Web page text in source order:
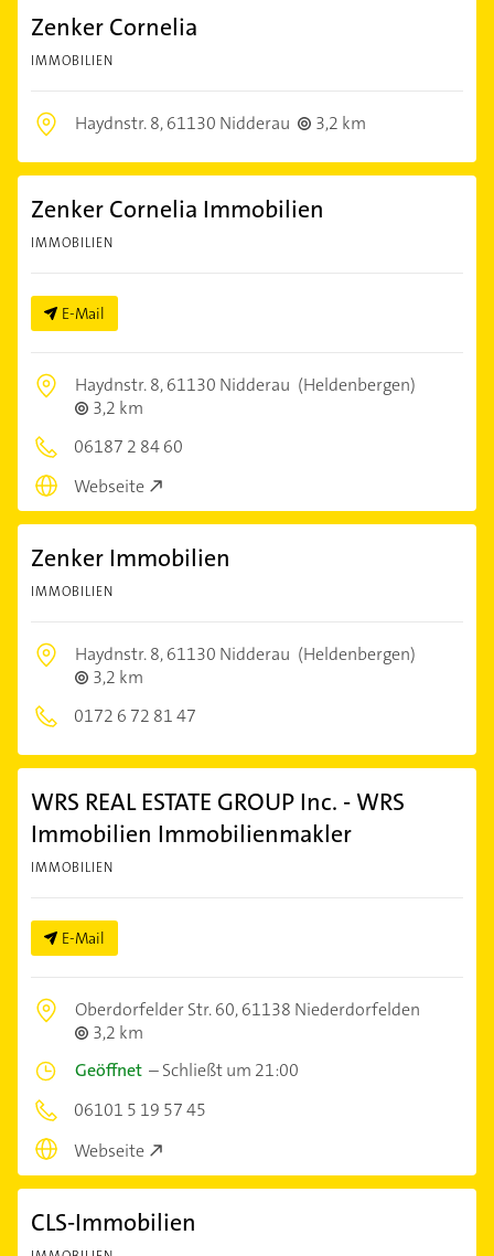
Zenker Cornelia
IMMOBILIEN
Haydnstr. 8,61130 Nidderau 3,2 km
Zenker Cornelia Immobilien
IMMOBILIEN
E-Mail
Haydnstr. 8,61130 Nidderau (Heldenbergen)
3,2 km
06187 2 84 60
Webseite
Zenker Immobilien
IMMOBILIEN
Haydnstr. 8,61130 Nidderau (Heldenbergen)
3,2 km
0172 6 72 81 47
WRS REAL ESTATE GROUP Inc. - WRS
Immobilien Immobilienmakler
IMMOBILIEN
E-Mail
Oberdorfelder Str. 60,61138 Niederdorfelden
3,2 km
Geöffnet –Schließt um 21:00
06101 5 19 57 45
Webseite
CLS-Immobilien